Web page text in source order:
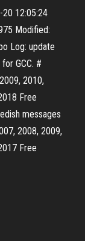
20 12:05:24
Modified:
Log: update
GCC. #
2010,
Free
messages
2008, 2009,
Free